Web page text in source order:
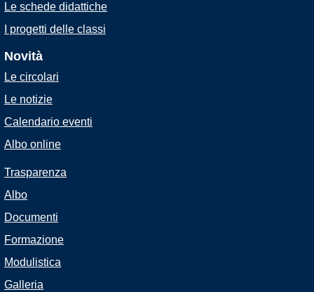
Le schede didattiche
I progetti delle classi
Novità
Le circolari
Le notizie
Calendario eventi
Albo online
Trasparenza
Albo
Documenti
Formazione
Modulistica
Galleria